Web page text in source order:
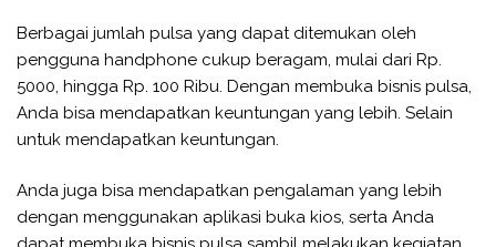
Berbagai jumlah pulsa yang dapat ditemukan oleh
pengguna handphone cukup beragam, mulai dari Rp.
5000, hingga Rp. 100 Ribu. Dengan membuka bisnis pulsa,
Anda bisa mendapatkan keuntungan yang lebih. Selain
untuk mendapatkan keuntungan.
Anda juga bisa mendapatkan pengalaman yang lebih
dengan menggunakan aplikasi buka kios, serta Anda